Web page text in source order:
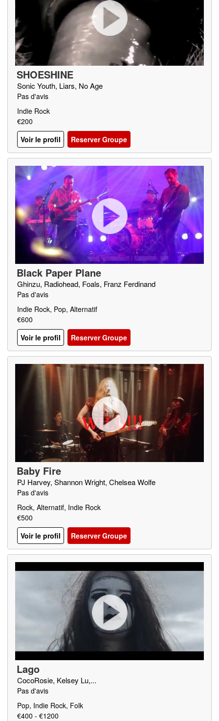
SHOESHINE
Sonic Youth, Liars, No Age
Pas d'avis
Indie Rock
€200
Voir le profil
Reserver Groupe
Black Paper Plane
Ghinzu, Radiohead, Foals, Franz Ferdinand
Pas d'avis
Indie Rock, Pop, Alternatif
€600
Voir le profil
Reserver Groupe
Baby Fire
PJ Harvey, Shannon Wright, Chelsea Wolfe
Pas d'avis
Rock, Alternatif, Indie Rock
€500
Voir le profil
Reserver Groupe
Lago
CocoRosie, Kelsey Lu,...
Pas d'avis
Pop, Indie Rock, Folk
€400 - €1200